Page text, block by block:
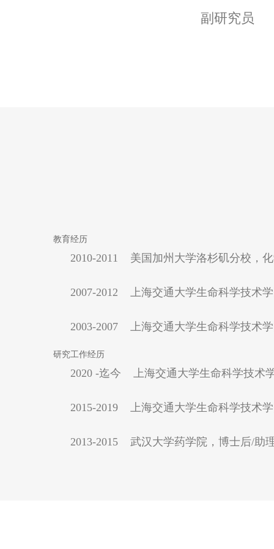
副研究员
教育经历
2010-2011 美国加州大学洛杉矶分校，
2007-2012 上海交通大学生命科学技术
2003-2007 上海交通大学生命科学技术
研究工作经历
2020 -迄今 上海交通大学生命科学技术
2015-2019 上海交通大学生命科学技术
2013-2015 武汉大学药学院，博士后/助